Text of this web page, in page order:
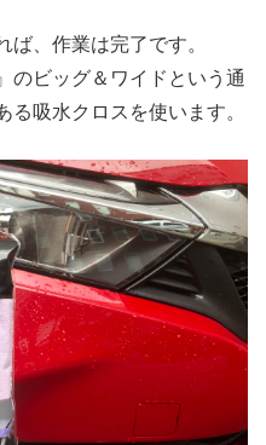
、作業は完了です。
のビッグ＆ワイドという通
吸水クロスを使います。